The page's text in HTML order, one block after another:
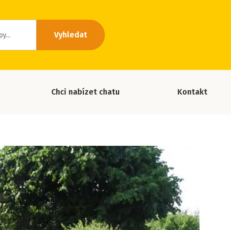
Vyhledat
Chci nabízet chatu Kontakt